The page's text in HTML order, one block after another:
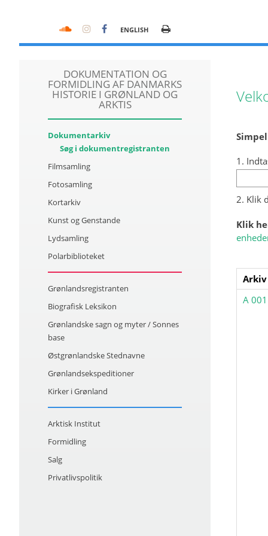
ENGLISH
DOKUMENTATION OG
FORMIDLING AF DANMARKS
HISTORIE I GRØNLAND OG
ARKTIS
Dokumentarkiv
Søg i dokumentregistranten
Filmsamling
Fotosamling
Kortarkiv
Kunst og Genstande
Lydsamling
Polarbiblioteket
Grønlandsregistranten
Biografisk Leksikon
Grønlandske sagn og myter / Sonnes
base
Østgrønlandske Stednavne
Grønlandsekspeditioner
Kirker i Grønland
Arktisk Institut
Formidling
Salg
Privatlivspolitik
1.
2. Klik
Klik
Arkiv
A 001